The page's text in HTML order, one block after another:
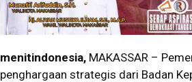
menitindonesia, MAKASSAR –
penghargaan strategis dari Badan